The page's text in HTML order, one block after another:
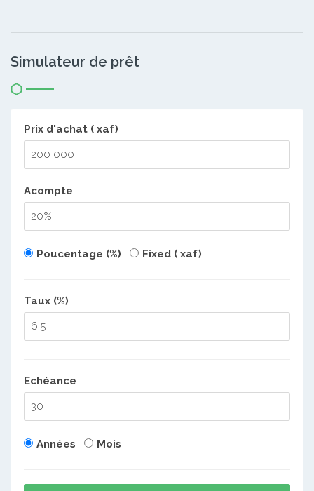
Simulateur de prêt
Prix d'achat ( xaf)
Acompte
Poucentage (%) Fixed ( xaf)
Taux (%)
Echéance
Années Mois